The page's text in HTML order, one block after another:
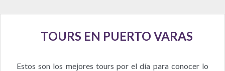
TOURS EN PUERTO VARAS
Estos son los mejores tours por el día para conocer lo